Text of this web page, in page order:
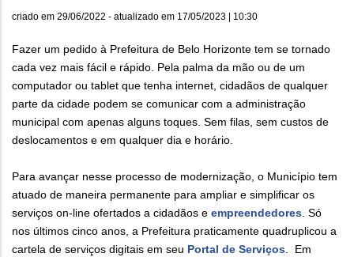
criado em 29/06/2022 - atualizado em 17/05/2023 | 10:30
Fazer um pedido à Prefeitura de Belo Horizonte tem se tornado
cada vez mais fácil e rápido. Pela palma da mão ou de um
computador ou tablet que tenha internet, cidadãos de qualquer
parte da cidade podem se comunicar com a administração
municipal com apenas alguns toques. Sem filas, sem custos de
deslocamentos e em qualquer dia e horário.
Para avançar nesse processo de modernização, o Município tem
atuado de maneira permanente para ampliar e simplificar os
serviços on-line ofertados a cidadãos e empreendedores. Só
nos últimos cinco anos, a Prefeitura praticamente quadruplicou a
cartela de serviços digitais em seu Portal de Serviços. Em